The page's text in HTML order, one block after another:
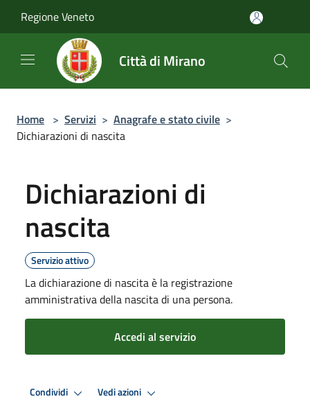
Regione Veneto
Città di Mirano
Home > Servizi > Anagrafe e stato civile >
Dichiarazioni di nascita
Dichiarazioni di
nascita
Servizio attivo
La dichiarazione di nascita è la registrazione
amministrativa della nascita di una persona.
Accedi al servizio
Condividi Vedi azioni